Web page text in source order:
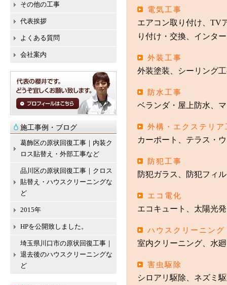
電気工事
エアコン取り付け、TV
り付け・交換、インタ
外装工事
外装塗装、シーリング
防水工事
ベランダ・屋上防水、
外構・エクステリア
カーポート、テラス・
防犯工事
防犯ガラス、防犯フィ
エコ電化
エコキュート、太陽光
ハウスクリーニング
室内クリーニング、水
害虫駆除
シロアリ駆除、ネズミ
その他の工事
代表挨拶
よくある質問
会社案内
施工事例・ブログ
葛飾区の原状回復工事｜内装ク
ロス貼替え・外部工事など
品川区の原状回復工事｜クロス
貼替え・ハウスクリーニングな
ど
2015年
HPを公開致しました。
埼玉県川口市の原状回復工事｜
退去後のハウスクリーニングな
ど